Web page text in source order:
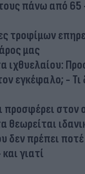
πάνω από 65 -
τροφίμων
μας
ιχθυελαίου:
εγκέφαλο; - Τι
στον
θεωρείται
δεν πρέπει ποτέ
γιατί